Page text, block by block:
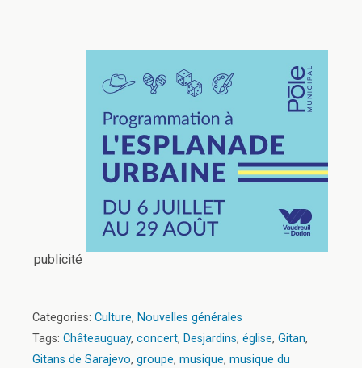
publicité
Categories: Culture, Nouvelles générales
Tags: Châteauguay, concert, Desjardins, église, Gitan,
Gitans de Sarajevo, groupe, musique, musique du